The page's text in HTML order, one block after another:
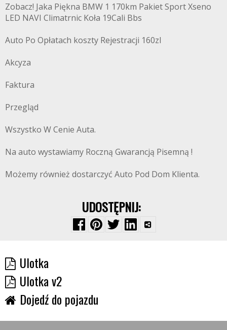
Zobacz! Jaka Piękna BMW 1 170km Pakiet Sport Xseno
LED NAVI Climatrnic Koła 19Cali Bbs
Auto Po Opłatach koszty Rejestracji 160zl
Akcyza
Faktura
Przegląd
Wszystko W Cenie Auta.
Na auto wystawiamy Roczną Gwarancją Pisemną !
Możemy również dostarczyć Auto Pod Dom Klienta.
UDOSTĘPNIJ:
Ulotka
Ulotka v2
Dojedź do pojazdu